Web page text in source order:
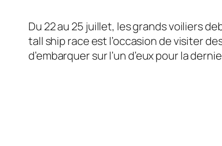
Du 22 au 25 juillet, les grands voiliers
tall ship race est l’occasion de visiter
d’embarquer sur l’un d’eux pour la